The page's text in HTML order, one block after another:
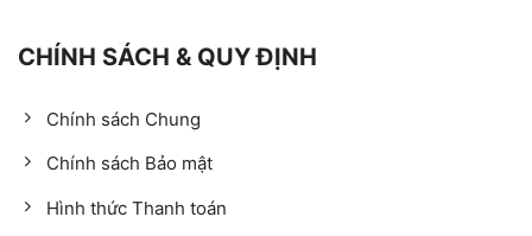
CHÍNH SÁCH & QUY ĐỊNH
Chính sách Chung
Chính sách Bảo mật
Hình thức Thanh toán